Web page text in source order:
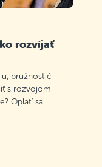
rozvíjať
pružnosť či
s rozvojom
Oplatí sa